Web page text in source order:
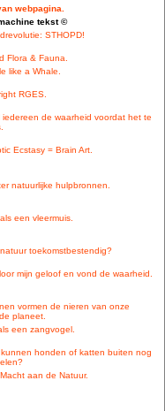
webpagina.
tekst ©
STHOPD!
Flora & Fauna.
like a Whale.
RGES.
iedereen de waarheid voordat het te
Ecstasy = Brain Art.
natuurlijke hulpbronnen.
een vleermuis.
toekomstbestendig?
mijn geloof en vond de waarheid.
vormen de nieren van onze
planeet.
een zangvogel.
kunnen honden of katten buiten nog
aan de Natuur.